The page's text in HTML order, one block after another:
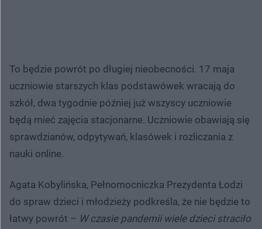
To będzie powrót po długiej nieobecności. 17 maja
uczniowie starszych klas podstawówek wracają do
szkół, dwa tygodnie później już wszyscy uczniowie
będą mieć zajęcia stacjonarne. Uczniowie obawiają się
sprawdzianów, odpytywań, klasówek i rozliczania z
nauki online.
Agata Kobylińska, Pełnomocniczka Prezydenta Łodzi
do spraw dzieci i młodzieży podkreśla, że nie będzie to
łatwy powrót – W czasie pandemii wiele dzieci straciło